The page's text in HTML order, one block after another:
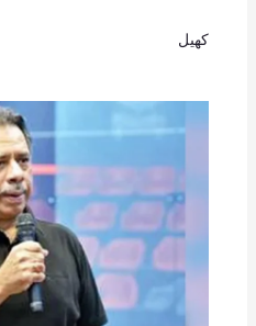
کھیل